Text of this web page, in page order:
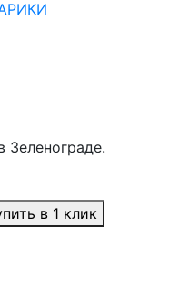
Зеленограде.
в 1 клик